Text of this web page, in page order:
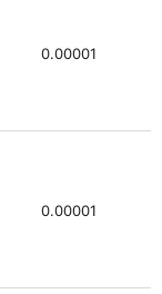
0.00001
0.00001